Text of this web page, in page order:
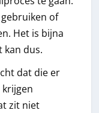
of
Het is bijna
kan dus.
dat die er
krijgen
zit niet